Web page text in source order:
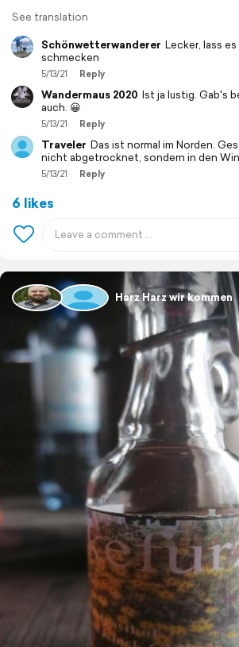
See translation
Schönwetterwanderer Lecker, lass es
schmecken
5/13/21 Reply
Wandermaus 2020 Ist ja lustig. Gab's
auch. 😀
5/13/21 Reply
Traveler Das ist normal im Norden.
nicht abgetrocknet, sondern in den
5/13/21 Reply
6 likes
Harz Harz wir kommen